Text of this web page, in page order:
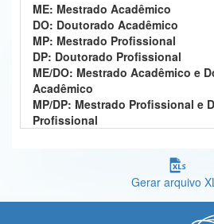
Controladoria-Geral da União
Ministério da Mulher, da Família e dos Direitos
Secretaria-Geral
Secretaria de Governo
Banco Central do Brasil
ME: Mestrado Acadêmico
DO: Doutorado Acadêmico
MP: Mestrado Profissional
DP: Doutorado Profissional
ME/DO: Mestrado Acadêmico e
Acadêmico
MP/DP: Mestrado Profissional e
Profissional
Gerar arquivo